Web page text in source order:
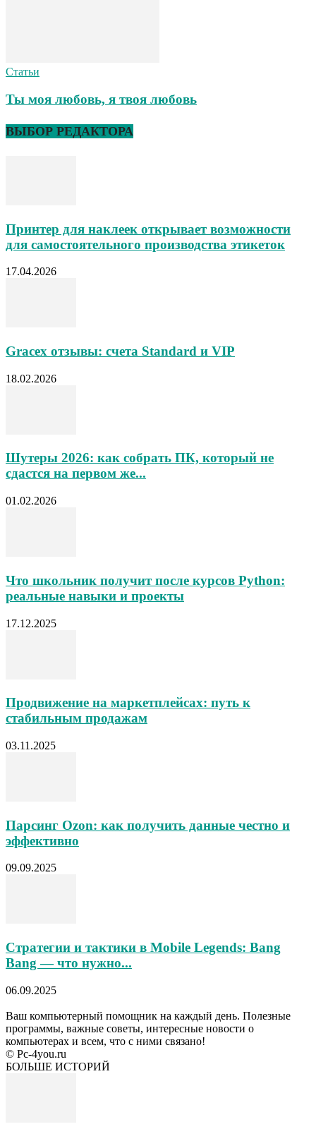
Статьи
Ты моя любовь, я твоя любовь
ВЫБОР РЕДАКТОРА
Принтер для наклеек открывает возможности
для самостоятельного производства этикеток
17.04.2026
Gracex отзывы: счета Standard и VIP
18.02.2026
Шутеры 2026: как собрать ПК, который не
сдастся на первом же...
01.02.2026
Что школьник получит после курсов Python:
реальные навыки и проекты
17.12.2025
Продвижение на маркетплейсах: путь к
стабильным продажам
03.11.2025
Парсинг Ozon: как получить данные честно и
эффективно
09.09.2025
Стратегии и тактики в Mobile Legends: Bang
Bang — что нужно...
06.09.2025
Ваш компьютерный помощник на каждый день. Полезные
программы, важные советы, интересные новости о
компьютерах и всем, что с ними связано!
© Pc-4you.ru
БОЛЬШЕ ИСТОРИЙ